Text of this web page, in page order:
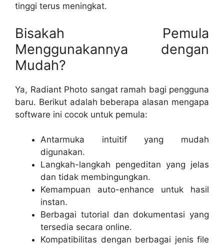
tinggi terus meningkat.
Bisakah Pemula
Menggunakannya dengan
Mudah?
Ya, Radiant Photo sangat ramah bagi pengguna
baru. Berikut adalah beberapa alasan mengapa
software ini cocok untuk pemula:
Antarmuka intuitif yang mudah
digunakan.
Langkah-langkah pengeditan yang jelas
dan tidak membingungkan.
Kemampuan auto-enhance untuk hasil
instan.
Berbagai tutorial dan dokumentasi yang
tersedia secara online.
Kompatibilitas dengan berbagai jenis file